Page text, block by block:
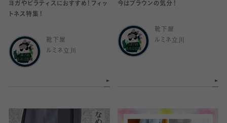
ヨガやピラティスにおすすめ！フィッ
トネス特集！
靴下屋
ルミネ立川
今はブラウンの気分！
靴下屋
ルミネ立川